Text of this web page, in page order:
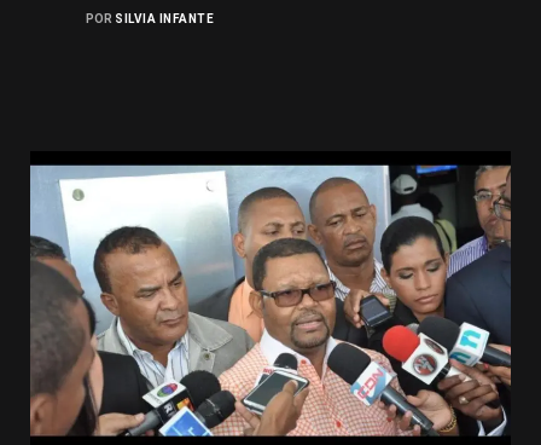
POR SILVIA INFANTE